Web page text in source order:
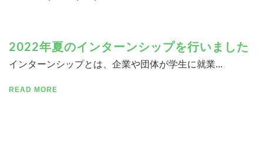
2022年夏のインターンシップを行いました
インターンシップとは、企業や団体が学生に就業...
READ MORE